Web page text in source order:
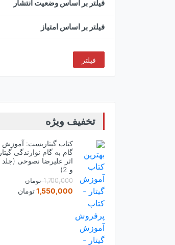
فیلتر بر اساس وضعیت انتشار
فیلتر بر اساس امتیاز
فیلتر
تخفیف ویژه
کتاب گیتاریست: آموزش
گام به گام نوازندگی گیتار
و 2)
1,700,000 تومان
قیمت
1,550,000تومان